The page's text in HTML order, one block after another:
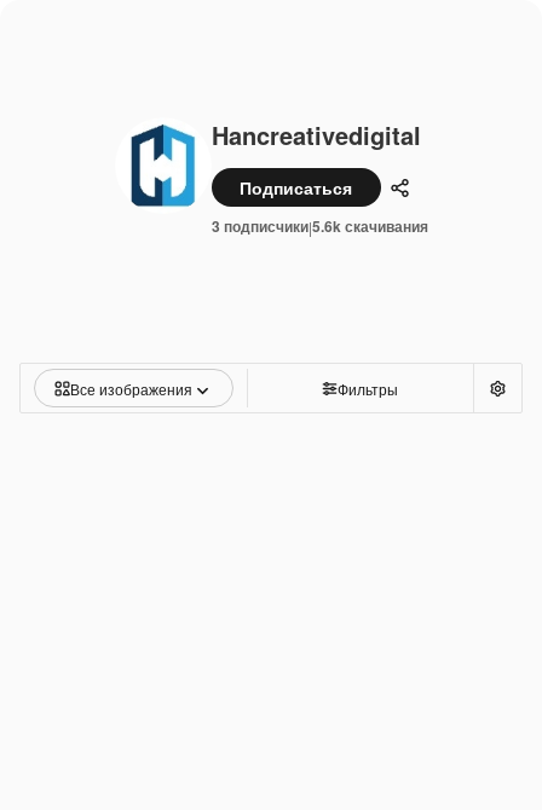
Hancreativedigital
Подписаться Поделиться
3 подписчики|5.6k скачивания
Все изображения Фильтры